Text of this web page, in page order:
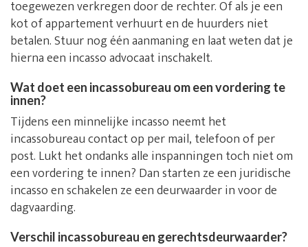
toegewezen verkregen door de rechter. Of als je een
kot of appartement verhuurt en de huurders niet
betalen. Stuur nog één aanmaning en laat weten dat je
hierna een incasso advocaat inschakelt.
Wat doet een incassobureau om een vordering te
innen?
Tijdens een minnelijke incasso neemt het
incassobureau contact op per mail, telefoon of per
post. Lukt het ondanks alle inspanningen toch niet om
een vordering te innen? Dan starten ze een juridische
incasso en schakelen ze een deurwaarder in voor de
dagvaarding.
Verschil incassobureau en gerechtsdeurwaarder?